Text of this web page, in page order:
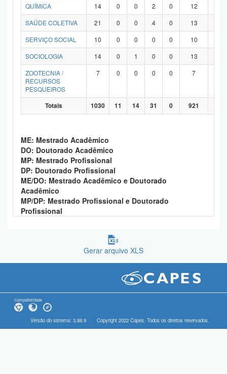
QUÍMICA
14 0 0 2 0 12
SAÚDE COLETIVA
21 0 0 4 0 13
SERVIÇO SOCIAL
10 0 0 0 0 10
SOCIOLOGIA
14 0 1 0 0 13
ZOOTECNIA /
RECURSOS
PESQUEIROS
7 0 0 0 0 7
Totais 1030 11 14 31 0 921
ME: Mestrado Acadêmico
DO: Doutorado Acadêmico
MP: Mestrado Profissional
DP: Doutorado Profissional
ME/DO: Mestrado Acadêmico e Doutorado
Acadêmico
MP/DP: Mestrado Profissional e Doutorado
Profissional
Gerar arquivo XLS
Compatibilidade
Versão do sistema: 3.88.9 Copyright 2022 Capes. Todos os direitos reservados.